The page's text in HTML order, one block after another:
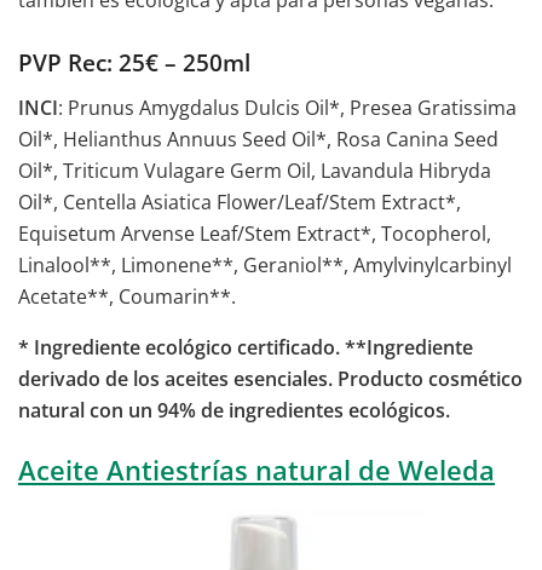
PVP Rec: 25€ – 250ml
INCI: Prunus Amygdalus Dulcis Oil*, Presea Gratissima
Oil*, Helianthus Annuus Seed Oil*, Rosa Canina Seed
Oil*, Triticum Vulagare Germ Oil, Lavandula Hibryda
Oil*, Centella Asiatica Flower/Leaf/Stem Extract*,
Equisetum Arvense Leaf/Stem Extract*, Tocopherol,
Linalool**, Limonene**, Geraniol**, Amylvinylcarbinyl
Acetate**, Coumarin**.
* Ingrediente ecológico certificado. **Ingrediente
derivado de los aceites esenciales. Producto cosmético
natural con un 94% de ingredientes ecológicos.
Aceite Antiestrías natural de Weleda